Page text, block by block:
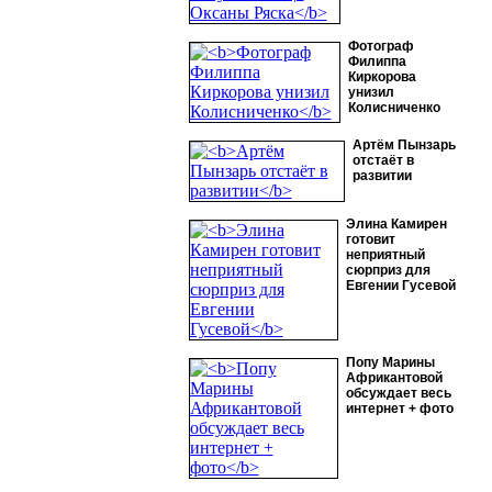
Фотограф
Филиппа
Киркорова
унизил
Колисниченко
Артём Пынзарь
отстаёт в
развитии
Элина Камирен
готовит
неприятный
сюрприз для
Евгении Гусевой
Попу Марины
Африкантовой
обсуждает весь
интернет + фото